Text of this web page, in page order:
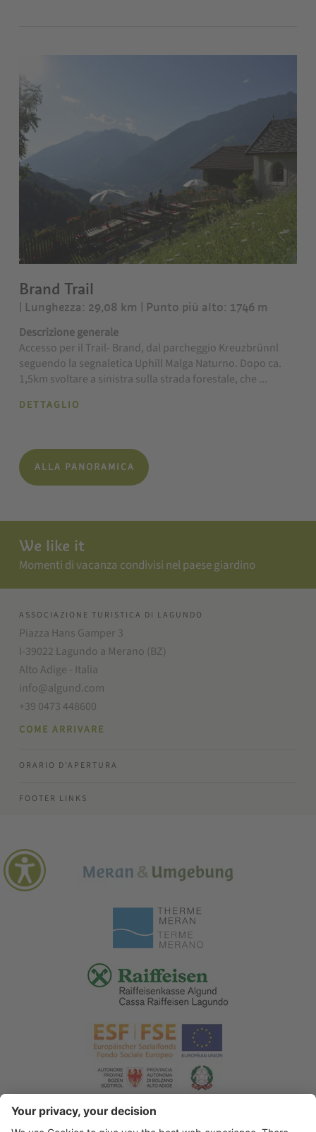
Brand Trail
| Lunghezza: 29,08 km | Punto più alto: 1746 m
Descrizione generale
Accesso per il Trail- Brand, dal parcheggio Kreuzbrünnl
seguendo la segnaletica Uphill Malga Naturno. Dopo ca.
1,5km svoltare a sinistra sulla strada forestale, che ...
DETTAGLIO
ALLA PANORAMICA
We like it
Momenti di vacanza condivisi nel paese giardino
ASSOCIAZIONE TURISTICA DI LAGUNDO
Piazza Hans Gamper 3
I-39022 Lagundo a Merano (BZ)
Alto Adige - Italia
info@algund.com
+39 0473 448600
COME ARRIVARE
ORARIO D'APERTURA
FOOTER LINKS